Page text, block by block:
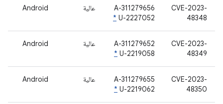
CVE-2023-
48348
A-311279656
U-2227052
*
عالية Android
CVE-2023-
48349
A-311279652
U-2219058
*
عالية Android
CVE-2023-
48350
A-311279655
U-2219062
*
عالية Android